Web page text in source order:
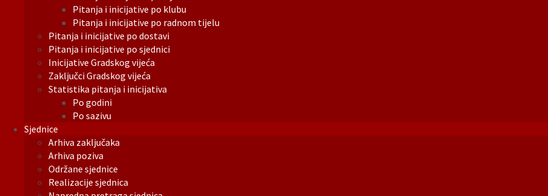
Pitanja i inicijative po klubu
Pitanja i inicijative po radnom tijelu
Pitanja i inicijative po dostavi
Pitanja i inicijative po sjednici
Inicijative Gradskog vijeća
Zaključci Gradskog vijeća
Statistika pitanja i inicijativa
Po godini
Po sazivu
Sjednice
Arhiva zaključaka
Arhiva poziva
Održane sjednice
Realizacije sjednica